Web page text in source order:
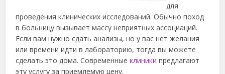
для
проведения клинических исследований. Обычно поход
в больницу вызывает массу неприятных ассоциаций.
Если вам нужно сдать анализы, но у вас нет желания
или времени идти в лабораторию, тогда вы можете
сделать это дома. Современныеклиники предлагают
эту услугу за приемлемую цену.